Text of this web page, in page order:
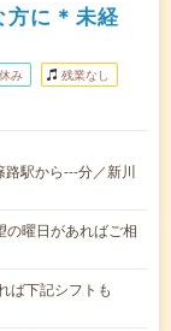
に＊未経
み 残業なし
駅から---分／新川
の曜日があればご相
ば下記シフトも